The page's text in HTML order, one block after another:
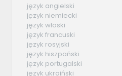
język angielski
język niemiecki
język włoski
język francuski
język rosyjski
język hiszpański
język portugalski
język ukraiński